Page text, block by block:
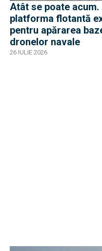
Atât se poate
platforma flotantă
pentru apărarea
dronelor navale
26 IULIE 2026